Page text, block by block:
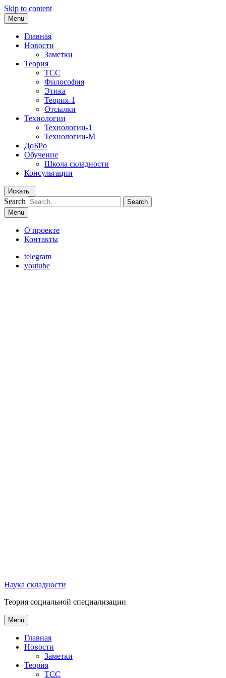
Skip to content
Menu
Главная
Новости
Заметки
Теория
ТСС
Философия
Этика
Теория-1
Отсылки
Технологии
Технологии-1
Технологии-М
ДоБРо
Обучение
Школа складности
Консультации
Искать:
Search
Menu
О проекте
Контакты
telegram
youtube
Наука складности
Теория социальной специализации
Menu
Главная
Новости
Заметки
Теория
ТСС